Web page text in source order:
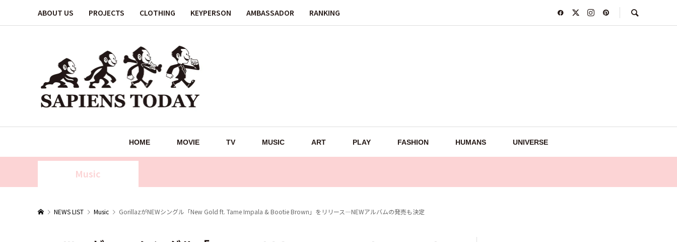
ABOUT US PROJECTS CLOTHING KEYPERSON AMBASSADOR RANKING
HOME MOVIE TV MUSIC ART PLAY FASHION HUMANS UNIVERSE
Music
NEWS LIST Music GorillazがNEWシングル「New Gold ft. Tame Impala & Bootie Brown」をリリース—NEWアルバムの発売も決定